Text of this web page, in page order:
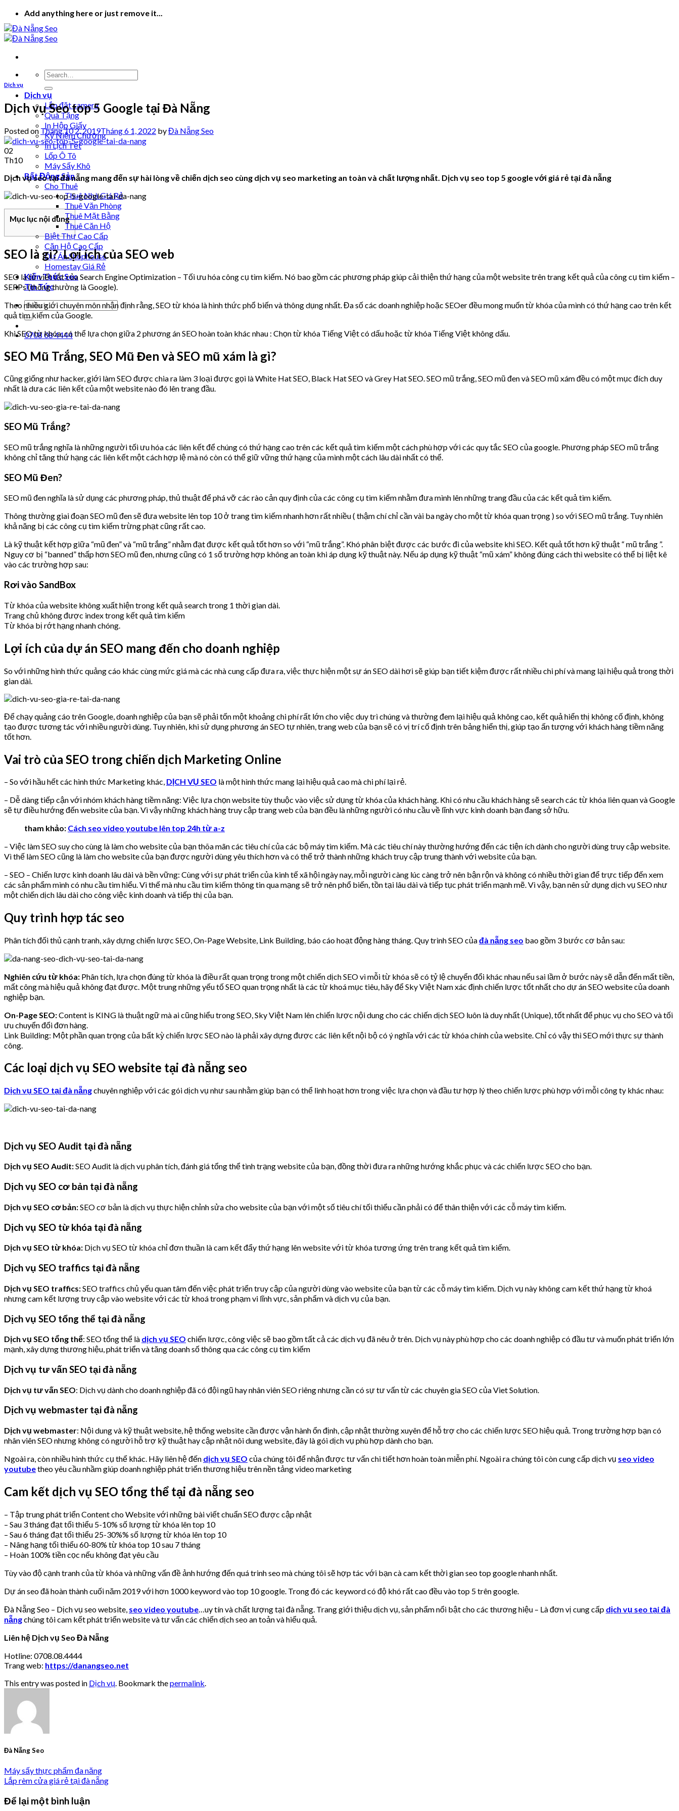
Skip
to
content
Add anything here or just remove it...
Dịch vụ
Lắp đặt camera
Quà Tặng
In Hộp Giấy
Kỷ Niệm Chương
In Lịch Tết
Lốp Ô Tô
Máy Sấy Khô
Bất Động Sản
Cho Thuê
Thuê Nhà Giá Rẻ
Thuê Văn Phòng
Thuê Mặt Bằng
Thuê Căn Hộ
Biệt Thự Cao Cấp
Căn Hộ Cao Cấp
Dự Án Shophouse
Homestay Giá Rẻ
Kiến Thức Seo
Tin Tức
0708 08 4444
Dịch vụ
Dịch vụ Seo top 5 Google tại Đà Nẵng
Posted on Tháng 10 2, 2019Tháng 6 1, 2022 byĐà Nẵng Seo
02
Th10
Dịch vụ seo tại đà nẵng mang đến sự hài lòng về chiến dịch seo cùng dịch vụ seo marketing an toàn và chất lượng nhất. Dịch vụ seo top 5 google với giá rẻ tại đà nẵng
Mục lục nội dung
SEO là gì? Lợi ích của SEO web
SEO là từ viết tắt của Search Engine Optimization – Tối ưu hóa công cụ tìm kiếm. Nó bao gồm các phương pháp giúp cải thiện thứ hạng của một website trên trang kết quả của công cụ tìm kiếm –
SERPs (thông thường là Google).
Theo nhiều giới chuyên môn nhận định rằng, SEO từ khóa là hình thức phổ biến và thông dụng nhất. Đa số các doanh nghiệp hoặc SEOer đều mong muốn từ khóa của mình có thứ hạng cao trên kết
quả tìm kiếm của Google.
Khi SEO từ khóa, có thể lựa chọn giữa 2 phương án SEO hoàn toàn khác nhau : Chọn từ khóa Tiếng Việt có dấu hoặc từ khóa Tiếng Việt không dấu.
SEO Mũ Trắng, SEO Mũ Đen và SEO mũ xám là gì?
Cũng giống như hacker, giới làm SEO được chia ra làm 3 loại được gọi là White Hat SEO, Black Hat SEO và Grey Hat SEO. SEO mũ trắng, SEO mũ đen và SEO mũ xám đều có một mục đích duy
nhất là dưa các liên kết của một website nào đó lên trang đầu.
SEO Mũ Trắng?
SEO mũ trắng nghĩa là những người tối ưu hóa các liên kết để chúng có thứ hạng cao trên các kết quả tìm kiếm một cách phù hợp với các quy tắc SEO của google. Phương pháp SEO mũ trắng
không chỉ tăng thứ hạng các liên kết một cách hợp lệ mà nó còn có thể giữ vững thứ hạng của mình một cách lâu dài nhất có thể.
SEO Mũ Đen?
SEO mũ đen nghĩa là sử dụng các phương pháp, thủ thuật để phá vỡ các rào cản quy định của các công cụ tìm kiếm nhằm đưa mình lên những trang đầu của các kết quả tìm kiếm.
Thông thường giai đoạn SEO mũ đen sẽ đưa website lên top 10 ở trang tìm kiếm nhanh hơn rất nhiều ( thậm chí chỉ cần vài ba ngày cho một từ khóa quan trọng ) so với SEO mũ trắng. Tuy nhiên
khả năng bị các công cụ tìm kiếm trừng phạt cũng rất cao.
Là kỹ thuật kết hợp giữa “mũ đen” và “mũ trắng” nhằm đạt được kết quả tốt hơn so với “mũ trắng”. Khó phân biệt được các bước đi của website khi SEO. Kết quả tốt hơn kỹ thuật “ mũ trắng ”.
Nguy cơ bị “banned” thấp hơn SEO mũ đen, nhưng cũng có 1 số trường hợp không an toàn khi áp dụng kỹ thuật này. Nếu áp dụng kỹ thuật “mũ xám” không đúng cách thì website có thể bị liệt kê
vào các trường hợp sau:
Rơi vào SandBox
Từ khóa của website không xuất hiện trong kết quả search trong 1 thời gian dài.
Trang chủ không được index trong kết quả tìm kiếm
Từ khóa bị rớt hạng nhanh chóng.
Lợi ích của dự án SEO mang đến cho doanh nghiệp
So với những hình thức quảng cáo khác cùng mức giá mà các nhà cung cấp đưa ra, việc thực hiện một sự án SEO dài hơi sẽ giúp bạn tiết kiệm được rất nhiều chi phí và mang lại hiệu quả trong thời
gian dài.
Để chạy quảng cáo trên Google, doanh nghiệp của bạn sẽ phải tốn một khoảng chi phí rất lớn cho việc duy trì chúng và thường đem lại hiệu quả không cao, kết quả hiển thị không cố định, không
tạo được tương tác với nhiều người dùng. Tuy nhiên, khi sử dụng phương án SEO tự nhiên, trang web của bạn sẽ có vị trí cố định trên bảng hiển thị, giúp tạo ấn tượng với khách hàng tiềm năng
tốt hơn.
Vai trò của SEO trong chiến dịch Marketing Online
– So với hầu hết các hình thức Marketing khác, DỊCH VỤ SEO là một hình thức mang lại hiệu quả cao mà chi phí lại rẻ.
– Dễ dàng tiếp cận với nhóm khách hàng tiềm năng: Việc lựa chọn website tùy thuộc vào việc sử dụng từ khóa của khách hàng. Khi có nhu cầu khách hàng sẽ search các từ khóa liên quan và Google
sẽ tự điều hướng đến website của bạn. Vì vậy những khách hàng truy cập trang web của bạn đều là những người có nhu cầu về lĩnh vực kinh doanh bạn đang sở hữu.
tham khảo: Cách seo video youtube lên top 24h từ a-z
– Việc làm SEO suy cho cùng là làm cho website của bạn thõa mãn các tiêu chí của các bộ máy tìm kiếm. Mà các tiêu chí này thường hướng đến các tiện ích dành cho người dùng truy cập website.
Vì thế làm SEO cũng là làm cho website của bạn được người dùng yêu thích hơn và có thể trở thành những khách truy cập trung thành với website của bạn.
– SEO – Chiến lược kinh doanh lâu dài và bền vững: Cùng với sự phát triển của kinh tế xã hội ngày nay, mỗi người càng lúc càng trở nên bận rộn và không có nhiều thời gian để trực tiếp đến xem
các sản phẩm mình có nhu cầu tìm hiểu. Vì thế mà nhu cầu tìm kiếm thông tin qua mạng sẽ trở nên phổ biến, tồn tại lâu dài và tiếp tục phát triển mạnh mẽ. Vì vậy, bạn nên sử dụng dịch vụ SEO như
một chiến dịch lâu dài cho công việc kinh doanh và tiếp thị của bạn.
Quy trình hợp tác seo
Phân tích đối thủ cạnh tranh, xây dựng chiến lược SEO, On-Page Website, Link Building, báo cáo hoạt động hàng tháng. Quy trình SEO củađà nẵng seo bao gồm 3 bước cơ bản sau:
Nghiên cứu từ khóa: Phân tích, lựa chọn đúng từ khóa là điều rất quan trọng trong một chiến dịch SEO vì mỗi từ khóa sẽ có tỷ lệ chuyển đổi khác nhau nếu sai lầm ở bước này sẽ dẫn đến mất tiền,
mất công mà hiệu quả không đạt được. Một trung những yếu tố SEO quan trọng nhất là các từ khoá mục tiêu, hãy để Sky Việt Nam xác định chiến lược tốt nhất cho dự án SEO website của doanh
nghiệp bạn.
On-Page SEO:Content is KING là thuật ngữ mà ai cũng hiểu trong SEO, Sky Việt Nam lên chiến lược nội dung cho các chiến dịch SEO luôn là duy nhất (Unique), tốt nhất để phục vụ cho SEO và tối
ưu chuyển đổi đơn hàng.
Link Building: Một phần quan trọng của bất kỳ chiến lược SEO nào là phải xây dựng được các liên kết nội bộ có ý nghĩa với các từ khóa chính của website. Chỉ có vậy thì SEO mới thực sự thành
công.
Các loại dịch vụ SEO website tại đà nẵng seo
Dịch vụ SEO tại đà nẵngchuyên nghiệp với các gói dịch vụ như sau nhằm giúp bạn có thể linh hoạt hơn trong việc lựa chọn và đầu tư hợp lý theo chiến lược phù hợp với mỗi công ty khác nhau:
Dịch vụ SEO Audit tại đà nẵng
Dịch vụ SEO Audit:SEO Audit là dịch vụ phân tích, đánh giá tổng thể tình trạng website của bạn, đồng thời đưa ra những hướng khắc phục và các chiến lược SEO cho bạn.
Dịch vụ SEO cơ bản tại đà nẵng
Dịch vụ SEO cơ bản:SEO cơ bản là dịch vụ thực hiện chỉnh sửa cho website của bạn với một số tiêu chí tối thiểu cần phải có để thân thiện với các cỗ máy tìm kiếm.
Dịch vụ SEO từ khóa tại đà nẵng
Dịch vụ SEO từ khóa: Dịch vụ SEO từ khóa chỉ đơn thuần là cam kết đẩy thứ hạng lên website với từ khóa tương ứng trên trang kết quả tìm kiếm.
Dịch vụ SEO traffics tại đà nẵng
Dịch vụ SEO traffics:SEO traffics chủ yếu quan tâm đến việc phát triển truy cập của người dùng vào website của bạn từ các cỗ máy tìm kiếm. Dịch vụ này không cam kết thứ hạng từ khoá
nhưng cam kết lượng truy cập vào website với các từ khoá trong phạm vi lĩnh vực, sản phẩm và dịch vụ của bạn.
Dịch vụ SEO tổng thể tại đà nẵng
Dịch vụ SEO tổng thể: SEO tổng thể là dịch vụ SEO chiến lược, công việc sẽ bao gồm tất cả các dịch vụ đã nêu ở trên. Dịch vụ này phù hợp cho các doanh nghiệp có đầu tư và muốn phát triển lớn
mạnh, xây dựng thương hiệu, phát triển và tăng doanh số thông qua các công cụ tìm kiếm
Dịch vụ tư vấn SEO tại đà nẵng
Dịch vụ tư vấn SEO: Dịch vụ dành cho doanh nghiệp đã có đội ngũ hay nhân viên SEO riêng nhưng cần có sự tư vấn từ các chuyên gia SEO của Viet Solution.
Dịch vụ webmaster tại đà nẵng
Dịch vụ webmaster: Nội dung và kỹ thuật website, hệ thống website cần được vận hành ổn định, cập nhật thường xuyên để hỗ trợ cho các chiến lược SEO hiệu quả. Trong trường hợp bạn có
nhân viên SEO nhưng không có người hỗ trợ kỹ thuật hay cập nhật nôi dung website, đây là gói dịch vụ phù hợp dành cho bạn.
Ngoài ra, còn nhiều hình thức cụ thể khác. Hãy liên hệ đến dịch vụ SEO của chúng tôi để nhận được tư vấn chi tiết hơn hoàn toàn miễn phí. Ngoài ra chúng tôi còn cung cấp dịch vụ seo video
youtubetheo yêu cầu nhầm giúp doanh nghiệp phát triển thương hiệu trên nền tảng video marketing
Cam kết dịch vụ SEO tổng thể tại đà nẵng seo
– Tập trung phát triển Content cho Website với những bài viết chuẩn SEO được cập nhật
– Sau 3 tháng đạt tối thiểu 5-10% số lượng từ khóa lên top 10
– Sau 6 tháng đạt tối thiểu 25-30%% số lượng từ khóa lên top 10
– Nâng hạng tối thiểu 60-80% từ khóa top 10 sau 7 tháng
– Hoàn 100% tiền cọc nếu không đạt yêu cầu
Tùy vào độ cạnh tranh của từ khóa và những vấn đề ảnh hướng đến quá trinh seo mà chúng tôi sẽ hợp tác với bạn cà cam kết thời gian seo top google nhanh nhất.
Dự án seo đã hoàn thành cuối năm 2019 với hơn 1000 keyword vào top 10 google. Trong đó các keyword có độ khó rất cao đều vào top 5 trên google.
Đà Nẵng Seo – Dịch vụ seo website, seo video youtube…uy tín và chất lượng tại đà nẵng. Trang giới thiệu dịch vụ, sản phẩm nổi bật cho các thương hiệu – Là đơn vị cung cấp dịch vụ seo tại đà
nẵngchúng tôi cam kết phát triển website và tư vấn các chiến dịch seo an toản và hiểu quả.
Liên hệ Dịch vụ Seo Đà Nẵng
Hotline: 0708.08.4444
Trang web: https://danangseo.net
This entry was posted in Dịch vụ. Bookmark thepermalink.
Đà Nẵng Seo
Máy sấy thực phẩm đa năng
Lắp rèm cửa giá rẻ tại đà nẵng
Để lại một bình luận